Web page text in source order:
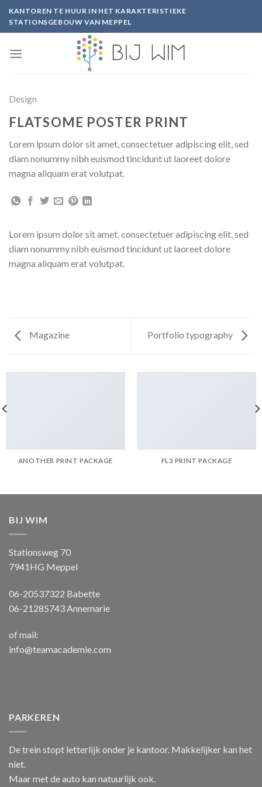
Ga
naar
inhoud
KANTOREN TE HUUR IN HET KARAKTERISTIEKE
STATIONSGEBOUW VAN MEPPEL
Design
FLATSOME POSTER PRINT
Lorem ipsum dolor sit amet, consectetuer adipiscing elit, sed
diam nonummy nibh euismod tincidunt ut laoreet dolore
magna aliquam erat volutpat.
Lorem ipsum dolor sit amet, consectetuer adipiscing elit, sed
diam nonummy nibh euismod tincidunt ut laoreet dolore
magna aliquam erat volutpat.
Magazine Portfolio typography
ANOTHER PRINT PACKAGE FL3 PRINT PACKAGE
BIJ WIM
Stationsweg 70
7941HG Meppel
06-20537322 Babette
06-21285743 Annemarie
of mail:
info@teamacademie.com
PARKEREN
De trein stopt letterlijk onder je kantoor. Makkelijker kan het
niet.
Maar met de auto kan natuurlijk ook.